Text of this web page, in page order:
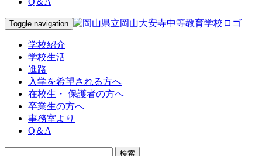
Toggle navigation
学校紹介
学校生活
進路
入学を希望される方へ
在校生・ 保護者の方へ
卒業生の方へ
事務室より
Q＆A